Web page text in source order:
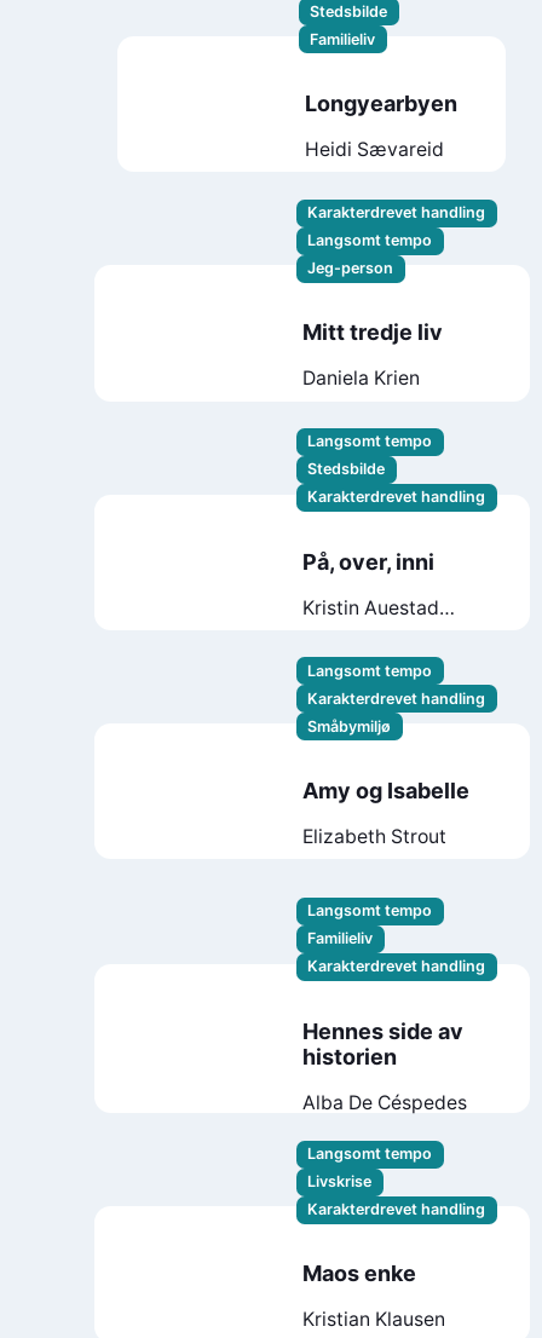
Stedsbilde
Familieliv
Longyearbyen
Heidi Sævareid
Karakterdrevet handling
Langsomt tempo
Jeg-person
Mitt tredje liv
Daniela Krien
Langsomt tempo
Stedsbilde
Karakterdrevet handling
På, over, inni
Kristin Auestad
Langsomt tempo
Karakterdrevet handling
Småbymiljø
Amy og Isabelle
Elizabeth Strout
Langsomt tempo
Familieliv
Karakterdrevet handling
Hennes side av
historien
Alba De Céspedes
Langsomt tempo
Livskrise
Karakterdrevet handling
Maos enke
Kristian Klausen